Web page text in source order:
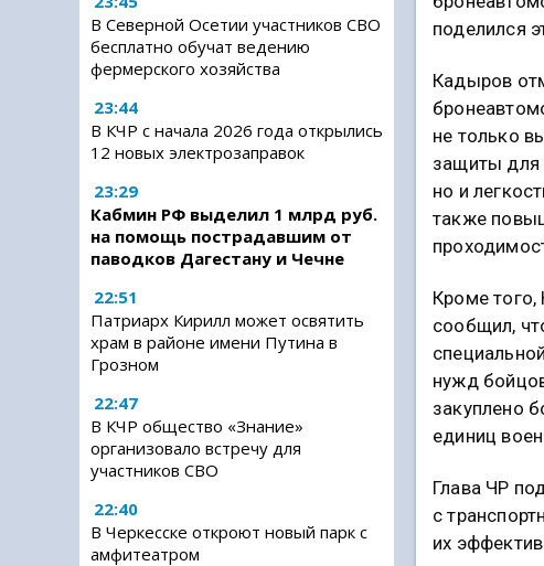
В Северной Осетии участников СВО
бесплатно обучат ведению
фермерского хозяйства
23:44
В КЧР с начала 2026 года открылись
12 новых электрозаправок
23:29
Кабмин РФ выделил 1 млрд руб.
на помощь пострадавшим от
паводков Дагестану и Чечне
22:51
Патриарх Кирилл может освятить
храм в районе имени Путина в
Грозном
22:47
В КЧР общество «Знание»
организовало встречу для
участников СВО
22:40
В Черкесске откроют новый парк с
амфитеатром
поделился
Кадыров
не только
защиты для
но и
также
Кроме
сообщил,
нужд
закуплено
единиц
Глава ЧР
с
их